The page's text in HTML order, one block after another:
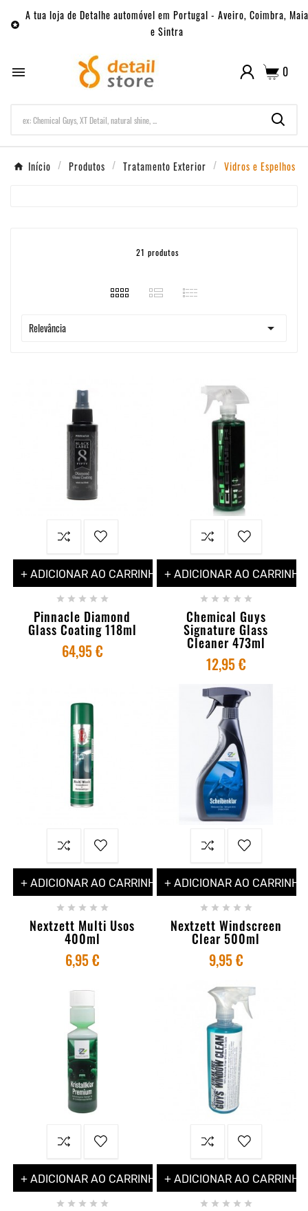

A tua loja de Detalhe automóvel em Portugal - Aveiro, Coimbra, Maia
e Sintra
 0
Início Produtos Tratamento Exterior Vidros e Espelhos
21 produtos
Relevância 
+ ADICIONAR AO CARRINHO
    
Pinnacle Diamond
Glass Coating 118ml
64,95 €
+ ADICIONAR AO CARRINHO
    
Chemical Guys
Signature Glass
Cleaner 473ml
12,95 €
+ ADICIONAR AO CARRINHO
    
Nextzett Multi Usos
400ml
6,95 €
+ ADICIONAR AO CARRINHO
    
Nextzett Windscreen
Clear 500ml
9,95 €
+ ADICIONAR AO CARRINHO
    
+ ADICIONAR AO CARRINHO
    